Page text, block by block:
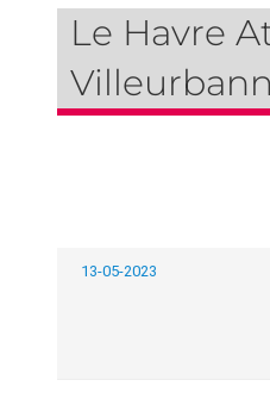
Le Havre
13-05-2023